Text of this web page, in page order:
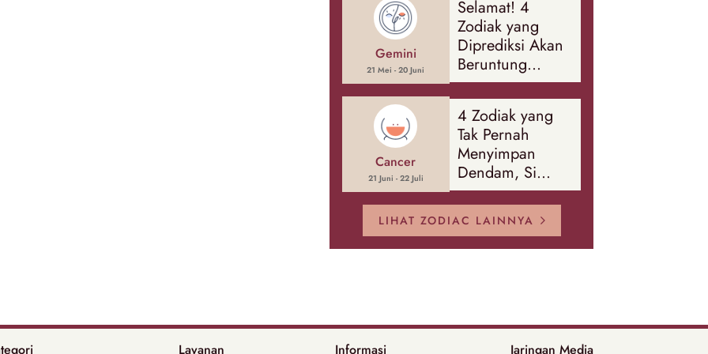
Banyak Hal
Gemini
21 Mei - 20 Juni
Selamat! 4
Zodiak yang
Diprediksi Akan
Beruntung
Sepanjang
Agustus 2026
Cancer
21 Juni - 22 Juli
4 Zodiak yang
Tak Pernah
Menyimpan
Dendam, Si
Paling Mudah
Memaafkan!
LIHAT ZODIAC LAINNYA
Layanan Informasi Jaringan Media